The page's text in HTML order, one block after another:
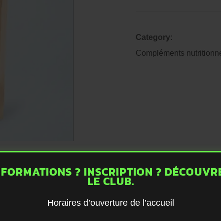
Category:
Compléments
? INSCRIPTION ?
LE CLUB.
Horaires d’ouverture de l’accueil